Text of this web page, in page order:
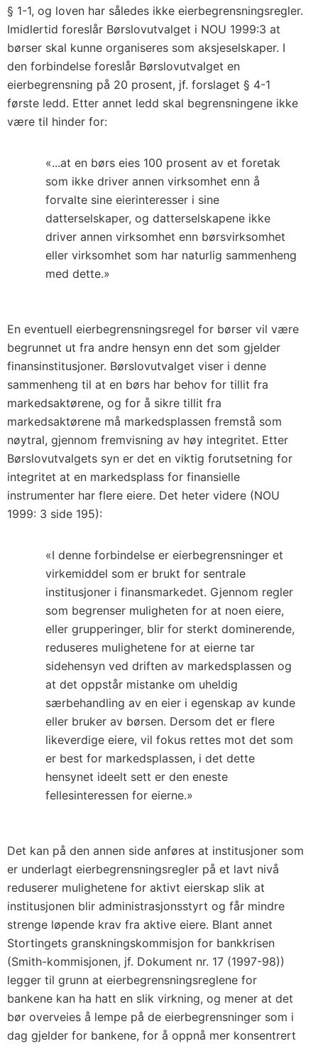
§ 1-1, og loven har således ikke eierbegrensningsregler.
Imidlertid foreslår Børslovutvalget i NOU 1999:3 at
børser skal kunne organiseres som aksjeselskaper. I
den forbindelse foreslår Børslovutvalget en
eierbegrensning på 20 prosent, jf. forslaget § 4-1
første ledd. Etter annet ledd skal begrensningene ikke
være til hinder for:
«...at en børs eies 100 prosent av et foretak
som ikke driver annen virksomhet enn å
forvalte sine eierinteresser i sine
datterselskaper, og datterselskapene ikke
driver annen virksomhet enn børsvirksomhet
eller virksomhet som har naturlig sammenheng
med dette.»
En eventuell eierbegrensningsregel for børser vil være
begrunnet ut fra andre hensyn enn det som gjelder
finansinstitusjoner. Børslovutvalget viser i denne
sammenheng til at en børs har behov for tillit fra
markedsaktørene, og for å sikre tillit fra
markedsaktørene må markedsplassen fremstå som
nøytral, gjennom fremvisning av høy integritet. Etter
Børslovutvalgets syn er det en viktig forutsetning for
integritet at en markedsplass for finansielle
instrumenter har flere eiere. Det heter videre (NOU
1999: 3 side 195):
«I denne forbindelse er eierbegrensninger et
virkemiddel som er brukt for sentrale
institusjoner i finansmarkedet. Gjennom regler
som begrenser muligheten for at noen eiere,
eller grupperinger, blir for sterkt dominerende,
reduseres mulighetene for at eierne tar
sidehensyn ved driften av markedsplassen og
at det oppstår mistanke om uheldig
særbehandling av en eier i egenskap av kunde
eller bruker av børsen. Dersom det er flere
likeverdige eiere, vil fokus rettes mot det som
er best for markedsplassen, i det dette
hensynet ideelt sett er den eneste
fellesinteressen for eierne.»
Det kan på den annen side anføres at institusjoner som
er underlagt eierbegrensningsregler på et lavt nivå
reduserer mulighetene for aktivt eierskap slik at
institusjonen blir administrasjonsstyrt og får mindre
strenge løpende krav fra aktive eiere. Blant annet
Stortingets granskningskommisjon for bankkrisen
(Smith-kommisjonen, jf. Dokument nr. 17 (1997-98))
legger til grunn at eierbegrensningsreglene for
bankene kan ha hatt en slik virkning, og mener at det
bør overveies å lempe på de eierbegrensninger som i
dag gjelder for bankene, for å oppnå mer konsentrert